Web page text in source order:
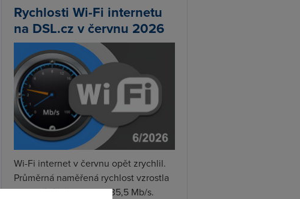
Rychlosti Wi-Fi internetu
na DSL.cz v červnu 2026
Wi-Fi internet v červnu opět zrychlil.
Průměrná naměřená rychlost vzrostla
meziměsíčně o 4 % na 35,5 Mb/s.